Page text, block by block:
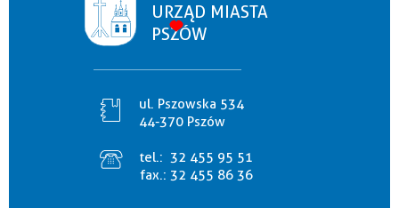
URZĄD MIASTA
PSZÓW
ul. Pszowska 534
44-370 Pszów
tel.: 32 455 95 51
fax.: 32 455 86 36